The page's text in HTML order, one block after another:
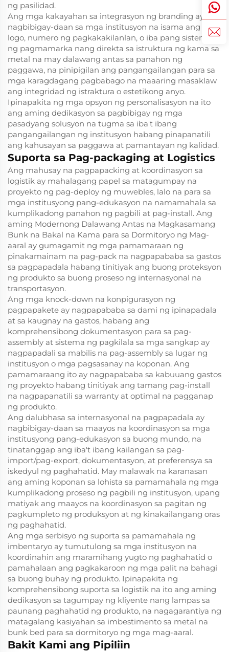
ng pasilidad.
Ang mga kakayahan sa integrasyon ng branding ay
nagbibigay-daan sa mga institusyon na isama ang mga
logo, numero ng pagkakakilanlan, o iba pang sistema
ng pagmamarka nang direkta sa istruktura ng kama sa
metal na may dalawang antas sa panahon ng
paggawa, na pinipigilan ang pangangailangan para sa
mga karagdagang pagbabago na maaaring masaklaw
ang integridad ng istraktura o estetikong anyo.
Ipinapakita ng mga opsyon ng personalisasyon na ito
ang aming dedikasyon sa pagbibigay ng mga
pasadyang solusyon na tugma sa iba't ibang
pangangailangan ng institusyon habang pinapanatili
ang kahusayan sa paggawa at pamantayan ng kalidad.
Suporta sa Pag-packaging at Logistics
Ang mahusay na pagpapacking at koordinasyon sa
logistik ay mahalagang papel sa matagumpay na
proyekto ng pag-deploy ng muwebles, lalo na para sa
mga institusyong pang-edukasyon na namamahala sa
kumplikadong panahon ng pagbili at pag-install. Ang
aming Modernong Dalawang Antas na Magkasamang
Bunk na Bakal na Kama para sa Dormitoryo ng Mag-
aaral ay gumagamit ng mga pamamaraan ng
pinakamainam na pag-pack na nagpapababa sa gastos
sa pagpapadala habang tinitiyak ang buong proteksyon
ng produkto sa buong proseso ng internasyonal na
transportasyon.
Ang mga knock-down na konpigurasyon ng
pagpapakete ay nagpapababa sa dami ng ipinapadala
at sa kaugnay na gastos, habang ang
komprehensibong dokumentasyon para sa pag-
assembly at sistema ng pagkilala sa mga sangkap ay
nagpapadali sa mabilis na pag-assembly sa lugar ng
institusyon o mga pagsasanay na koponan. Ang
pamamaraang ito ay nagpapababa sa kabuuang gastos
ng proyekto habang tinitiyak ang tamang pag-install
na nagpapanatili sa warranty at optimal na pagganap
ng produkto.
Ang dalubhasa sa internasyonal na pagpapadala ay
nagbibigay-daan sa maayos na koordinasyon sa mga
institusyong pang-edukasyon sa buong mundo, na
tinatanggap ang iba't ibang kailangan sa pag-
import/pag-export, dokumentasyon, at preferensya sa
iskedyul ng paghahatid. May malawak na karanasan
ang aming koponan sa lohista sa pamamahala ng mga
kumplikadong proseso ng pagbili ng institusyon, upang
matiyak ang maayos na koordinasyon sa pagitan ng
pagkumpleto ng produksyon at ng kinakailangang oras
ng paghahatid.
Ang mga serbisyo ng suporta sa pamamahala ng
imbentaryo ay tumutulong sa mga institusyon na
koordinahin ang maramihang yugto ng paghahatid o
pamahalaan ang pagkakaroon ng mga palit na bahagi
sa buong buhay ng produkto. Ipinapakita ng
komprehensibong suporta sa logistik na ito ang aming
dedikasyon sa tagumpay ng kliyente nang lampas sa
paunang paghahatid ng produkto, na nagagarantiya ng
matagalang kasiyahan sa imbestimento sa metal na
bunk bed para sa dormitoryo ng mga mag-aaral.
Bakit Kami ang Pipiliin